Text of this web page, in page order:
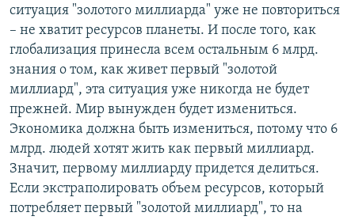
ситуация "золотого миллиарда" уже не повториться
– не хватит ресурсов планеты. И после того, как
глобализация принесла всем остальным 6 млрд.
знания о том, как живет первый "золотой
миллиард", эта ситуация уже никогда не будет
прежней. Мир вынужден будет измениться.
Экономика должна быть измениться, потому что 6
млрд. людей хотят жить как первый миллиард.
Значит, первому миллиарду придется делиться.
Если экстраполировать объем ресурсов, который
потребляет первый "золотой миллиард", то на